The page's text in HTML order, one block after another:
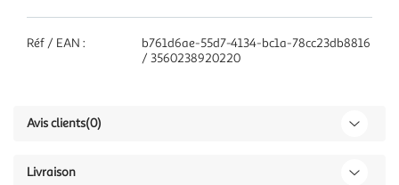
Réf / EAN :
b761d6ae-55d7-4134-bc1a-78cc23db8816
/ 3560238920220
Avis clients(0)
Livraison